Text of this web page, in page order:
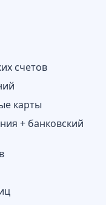
счетов
карты
+ банковский